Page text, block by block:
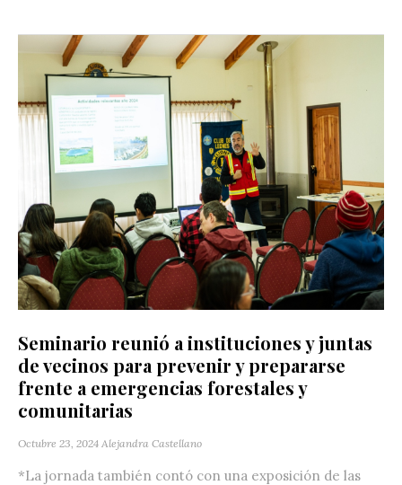
Seminario reunió a instituciones y juntas
de vecinos para prevenir y prepararse
frente a emergencias forestales y
comunitarias
Octubre 23, 2024 Alejandra Castellano
*La jornada también contó con una exposición de las